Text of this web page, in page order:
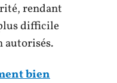
rendant
difficile
autorisés.
bien